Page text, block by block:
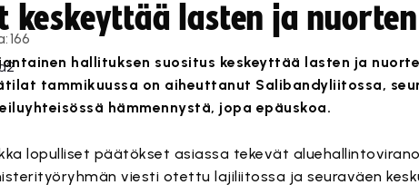
keskeyttää lasten ja
166
hallituksen suositus keskeyttää lasten ja
tammikuussa on aiheuttanut Salibandyliitossa,
hämmennystä, jopa epäuskoa.
lopulliset päätökset asiassa tekevät
viesti otettu lajiliitossa ja seuraväen